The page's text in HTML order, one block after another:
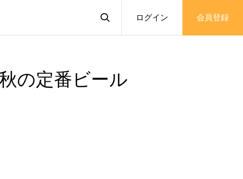
ログイン 会員登録
の定番ビール